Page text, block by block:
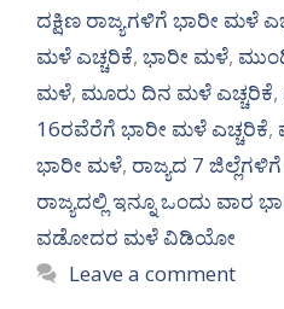
ದಕ್ಷಿಣ ರಾಜ್ಯಗಳಿಗೆ ಭಾರೀ ಮಳೆ
ಮಳೆ ಎಚ್ಚರಿಕೆ, ಭಾರೀ ಮಳೆ,
ಮಳೆ, ಮೂರು ದಿನ ಮಳೆ ಎಚ್ಚರಿಕೆ,
16ರವೆರೆಗೆ ಭಾರೀ ಮಳೆ ಎಚ್ಚರಿಕೆ,
ಭಾರೀ ಮಳೆ, ರಾಜ್ಯದ 7
ರಾಜ್ಯದಲ್ಲಿ ಇನ್ನೂ ಒಂದು ವಾರ
ವಡೋದರ ಮಳೆ ವಿಡಿಯೋ
Leave a comment